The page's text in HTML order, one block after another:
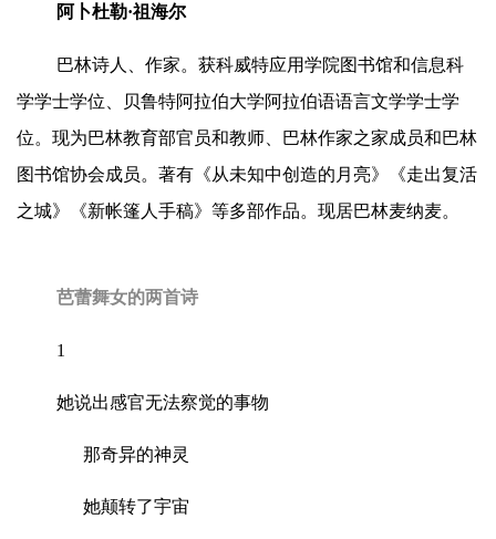
阿卜杜勒·祖海尔
巴林诗人、作家。获科威特应用学院图书馆和信息科
学学士学位、贝鲁特阿拉伯大学阿拉伯语语言文学学士学
位。现为巴林教育部官员和教师、巴林作家之家成员和巴林
图书馆协会成员。著有《从未知中创造的月亮》《走出复活
之城》《新帐篷人手稿》等多部作品。现居巴林麦纳麦。
芭蕾舞女的两首诗
1
她说出感官无法察觉的事物
那奇异的神灵
她颠转了宇宙